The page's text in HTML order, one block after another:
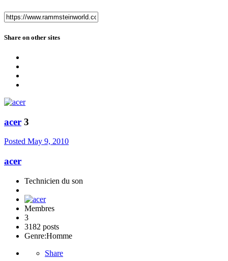
Share on other sites
acer 3
Posted May 9, 2010
acer
Technicien du son
Membres
3
3182 posts
Genre:Homme
Share